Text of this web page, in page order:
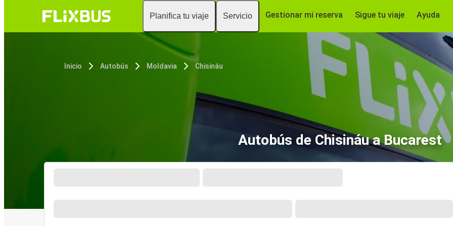
Planifica tu viaje Servicio Gestionar mi reserva Sigue tu viaje Ayuda
Inicio Autobús Moldavia Chisináu
Autobús de Chisináu a Bucarest